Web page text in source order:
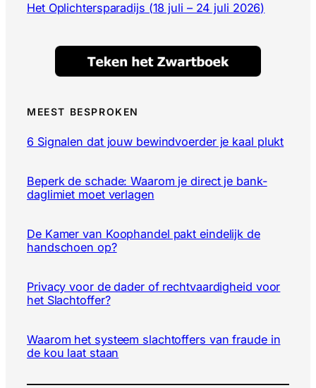
Het Oplichtersparadijs (18 juli – 24 juli 2026)
MEEST BESPROKEN
6 Signalen dat jouw bewindvoerder je kaal plukt
Beperk de schade: Waarom je direct je bank-
daglimiet moet verlagen
De Kamer van Koophandel pakt eindelijk de
handschoen op?
Privacy voor de dader of rechtvaardigheid voor
het Slachtoffer?
Waarom het systeem slachtoffers van fraude in
de kou laat staan